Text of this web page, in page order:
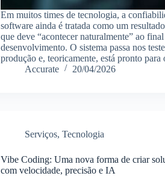
Em muitos times de tecnologia, a
software ainda é tratada como um
que deve “acontecer naturalmente” ao
desenvolvimento. O sistema passa nos
produção e, teoricamente, está pronto
Accurate
20/04/2026
Serviços, Tecnologia
Vibe Coding: Uma nova forma de criar
com velocidade, precisão e IA